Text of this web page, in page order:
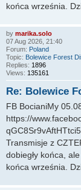
końca września.
by marika.solo
07 Aug 2026, 21:40
Forum: Poland
Topic: Bolewice Forest
Replies: 1896
Views: 135161
Re: Bolewice
FB BocianiMy
https://
Transmisje z
dobiegły końca,
końca września.